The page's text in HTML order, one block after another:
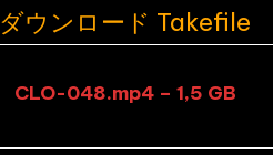
ダウンロード Takefile
CLO-048.mp4 – 1,5 GB